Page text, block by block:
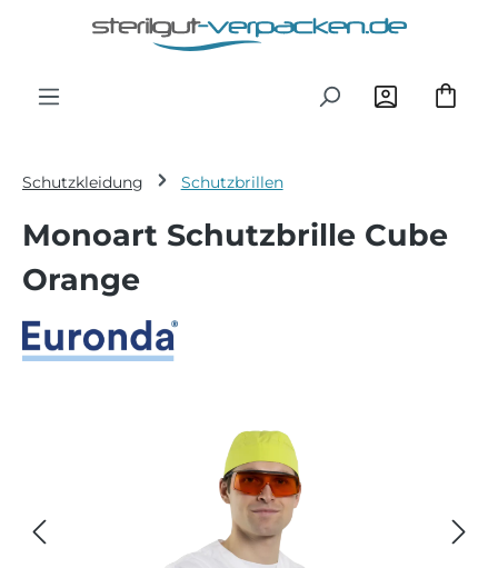
Zum Hauptinhalt springen
Schutzkleidung Schutzbrillen
Monoart Schutzbrille Cube
Orange